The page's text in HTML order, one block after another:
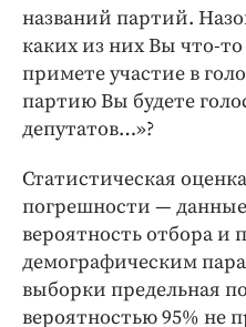
названий партий.
каких из них Вы что-
примете участие в
партию Вы будете
депутатов…»?
Статистическая
погрешности —
вероятность отбора и
демографическим
выборки предельная
вероятностью 95% не